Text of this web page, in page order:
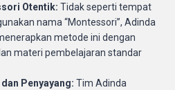
Otentik: Tidak seperti tempat
nama “Montessori”, Adinda
metode ini dengan
materi pembelajaran standar
Penyayang: Tim Adinda